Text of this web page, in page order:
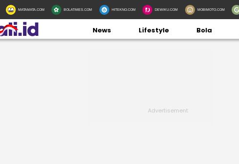
MATAMATA.COM BOLATIMES.COM HITEKNO.COM DEWIKU.COM MOBIMOTO.COM
News Lifestyle Bola